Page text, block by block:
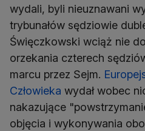
wydali, byli nieuznawani
trybunałów sędziowie
Święczkowski wciąż nie
orzekania czterech
marcu przez Sejm.
Człowieka wydał wobec
nakazujące
objęcia i wykonywania